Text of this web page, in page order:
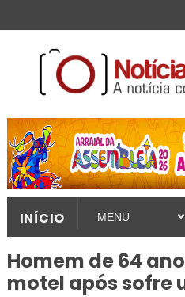
INÍCIO
Homem de 64
motel após sofre